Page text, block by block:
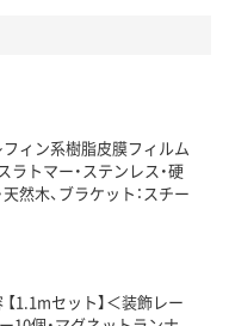
フィン系樹脂皮膜フィルム
ラトマー・ステンレス・硬
然木、ブラケット：スチー
1.1mセット】＜装飾レー